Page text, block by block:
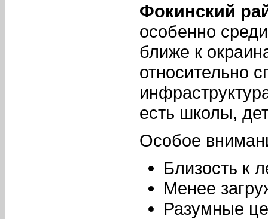
Фокинский
особенно
ближе к
относительно
есть школы,
Особое
Близость к
Менее
Разумные